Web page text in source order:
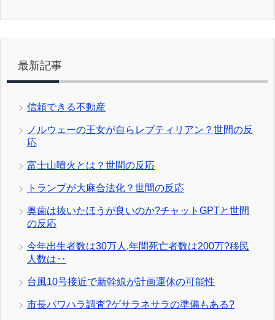
最新記事
信頼できる不動産
ノルウェーの王女が自らレプティリアン？世間の反
応
富士山噴火とは？世間の反応
トランプが大麻合法化？世間の反応
奥歯は抜いたほうが良いのか?チャットGPTと世間
の反応
今年出生者数は30万人,年間死亡者数は200万?移民
人数は‥
台風10号接近で新幹線が計画運休の可能性
市長パワハラ調査?ゲサラネサラの準備もある?